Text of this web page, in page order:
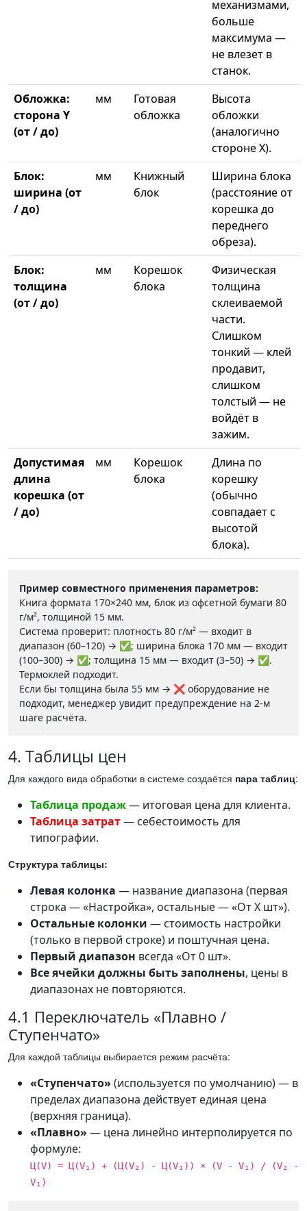
механизмами,
больше
максимума —
не влезет в
станок.
Обложка:
сторона Y
(от / до)
мм
Готовая
обложка
Высота
обложки
(аналогично
стороне X).
Блок:
ширина (от
/ до)
мм
Книжный
блок
Ширина блока
(расстояние от
корешка до
переднего
обреза).
Блок:
толщина
(от / до)
мм
Корешок
блока
Физическая
толщина
склеиваемой
части.
Слишком
тонкий — клей
продавит,
слишком
толстый — не
войдёт в
зажим.
Допустимая
длина
корешка (от
/ до)
мм
Корешок
блока
Длина по
корешку
(обычно
совпадает с
высотой
блока).
Пример совместного применения параметров:
Книга формата 170×240 мм, блок из офсетной бумаги 80
г/м², толщиной 15 мм.
Система проверит: плотность 80 г/м² — входит в
диапазон (60–120) → ✅; ширина блока 170 мм — входит
(100–300) → ✅; толщина 15 мм — входит (3–50) → ✅.
Термоклей подходит.
Если бы толщина была 55 мм → ❌ оборудование не
подходит, менеджер увидит предупреждение на 2-м
шаге расчёта.
4. Таблицы цен
Для каждого вида обработки в системе создаётся пара таблиц:
Таблица продаж— итоговая цена для клиента.
Таблица затрат— себестоимость для
типографии.
Структура таблицы:
Левая колонка — название диапазона (первая
строка — «Настройка», остальные — «От X шт»).
Остальные колонки — стоимость настройки
(только в первой строке) и поштучная цена.
Первый диапазон всегда «От 0 шт».
Все ячейки должны быть заполнены, цены в
диапазонах не повторяются.
4.1 Переключатель «Плавно /
Ступенчато»
Для каждой таблицы выбирается режим расчёта:
«Ступенчато» (используется по умолчанию) — в
пределах диапазона действует единая цена
(верхняя граница).
«Плавно» — цена линейно интерполируется по
формуле:
Ц(V) = Ц(V₁) + (Ц(V₂) - Ц(V₁)) × (V - V₁) / (V₂ -
V₁)